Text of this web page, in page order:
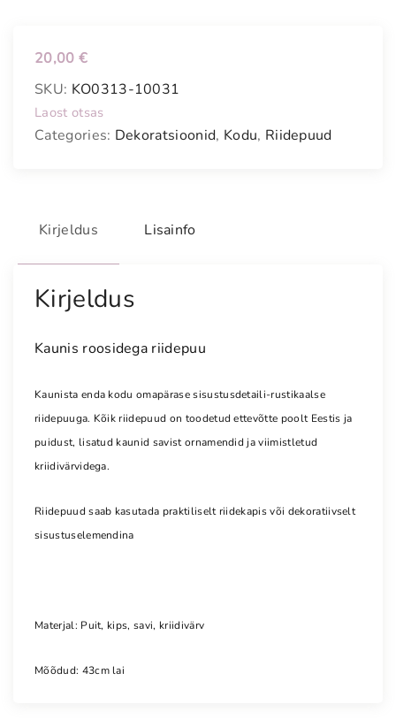
20,00 €
SKU: KO0313-10031
Laost otsas
Categories: Dekoratsioonid, Kodu, Riidepuud
Kirjeldus Lisainfo
Kirjeldus
Kaunis roosidega riidepuu
Kaunista enda kodu omapärase sisustusdetaili-rustikaalse
riidepuuga. Kõik riidepuud on toodetud ettevõtte poolt Eestis ja
puidust, lisatud kaunid savist ornamendid ja viimistletud
kriidivärvidega.
Riidepuud saab kasutada praktiliselt riidekapis või dekoratiivselt
sisustuselemendina
Materjal: Puit, kips, savi, kriidivärv
Mõõdud: 43cm lai